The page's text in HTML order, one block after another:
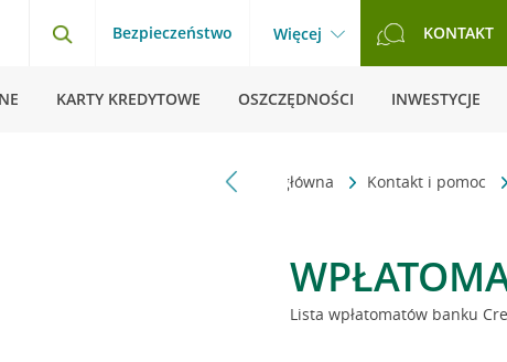
Bezpieczeństwo Więcej KONTAKT
KARTY KREDYTOWE OSZCZĘDNOŚCI INWESTYCJE
Strona główna Kontakt i pomoc
Lista wpłatomatów banku